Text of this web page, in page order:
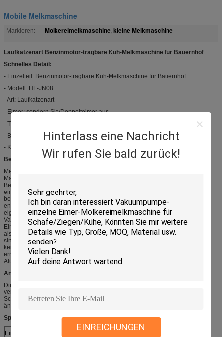
Hinterlass eine Nachricht
Wir rufen Sie bald zurück!
EINREICHUNGEN
Mobile Melkmaschine
Markieren: Molkereimelkmaschine, kleine Melkmaschine
Laufkatzenart Benzinmotor-tragbare Kuh-Melkmaschine für Bauernhof
Schnelles Detail:
- Einzelteil: Benzinmotor-tragbare Kuh-Melkmaschine für Bauernhof
- Modell: HL-JN08
- Art: Laufkatzenart
- Eimer: sondern Sie/Doppelteimer aus
- Theorie: Vakuumpumpe
- Brennstoff: Benzin
- Kuhgebrauch
Beschreibung:
Melkmaschine der tragbaren Kuh des Benzinmotors, eine zuverlässige
Maschine und landwirtschaftliche Maschinen, Änderungen benutzen das
Benzin, um den Strom zu ersetzen. Diese vorbildliche Maschine konnte in
einigen speziellen Plätzen, wie weniger Stromzone und keiner Stromzone
benutzt werden. Sie es ist entsprechend dem internationalen Standard
entworfen, das Melken zuverlässig anstelle der traditionellen Weise
eigenhändig. Die Theorie dieser Art der mobilen Melkmaschine ist
Vakuumpumpe. Sie wird aus Vakuumpumpesystem und dem Melken des
Einheitssystems verfasst. Das bewegliche Melk-mchine hat das mobile Rad,
also sich zu bewegen ist flexibel und bequem, auf Milch. Die Betriebstechnik
sind einfach und gerade schließen den Draht an und halten die Vakuumteile
keine Luft, wenn es den bewerteten Vakuumgrad, es ist- die Zeit zu melken
erreicht. Die Maschinenkapazität ist 25 Liter, Material könnte Edelstahl sein,
Aluminium- oder transparent.
Anwendungen:
Die Melkmaschine der tragbaren Kuh des Benzinmotors normalerweise
verwendet in der Milchkuh bewirtschaftet. Sie könnte für Kühe, die Ziegen,
Schafe und Büffel verwendet werden und die Melkgruppengruppe gerade
ändern.
Spezifikationen:
Einzelteil: